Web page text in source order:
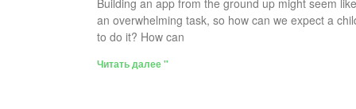
Building an app from the ground up might seem like
an overwhelming task, so how can we expect a
to do it? How can
Читать далее "